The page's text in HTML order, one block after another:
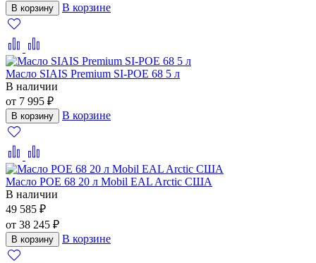
В корзину В корзине
Масло SIAIS Premium SI-POE 68 5 л
В наличии
от 7 995 ₽
В корзину В корзине
Масло POE 68 20 л Mobil EAL Arctic США
В наличии
49 585 ₽
от 38 245 ₽
В корзину В корзине